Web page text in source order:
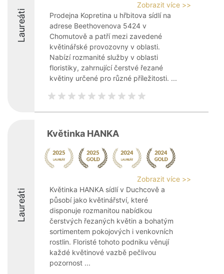
Laureáti
Zobrazit více >>
Prodejna Kopretina u hřbitova sídlí na
adrese Beethovenova 5424 v
Chomutově a patří mezi zavedené
květinářské provozovny v oblasti.
Nabízí rozmanité služby v oblasti
floristiky, zahrnující čerstvé řezané
květiny určené pro různé příležitosti. ...
Laureáti
Květinka HANKA
Zobrazit více >>
Květinka HANKA sídlí v Duchcově a
působí jako květinářství, které
disponuje rozmanitou nabídkou
čerstvých řezaných květin a bohatým
sortimentem pokojových i venkovních
rostlin. Floristé tohoto podniku věnují
každé květinové vazbě pečlivou
pozornost ...